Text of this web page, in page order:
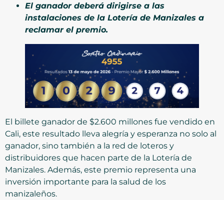
El ganador deberá dirigirse a las
instalaciones de la Lotería de Manizales a
reclamar el premio.
El billete ganador de $2.600 millones fue vendido en
Cali, este resultado lleva alegría y esperanza no solo al
ganador, sino también a la red de loteros y
distribuidores que hacen parte de la Lotería de
Manizales. Además, este premio representa una
inversión importante para la salud de los
manizaleños.